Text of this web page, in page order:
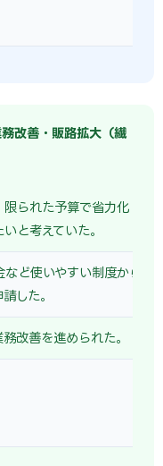
改善・販路拡大（繊
られた予算で省力化・自
と考えていた。
など使いやすい制度から着
した。
改善を進められた。